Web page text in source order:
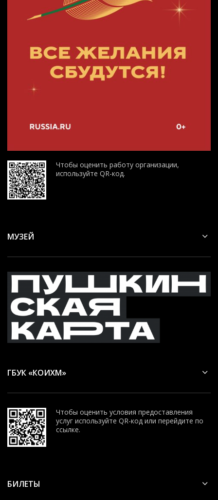
Чтобы оценить работу организации,
используйте QR-код.
МУЗЕЙ
ГБУК «КОИХМ»
Чтобы оценить условия предоставления
услуг используйте QR-код или перейдите по
ссылке.
БИЛЕТЫ